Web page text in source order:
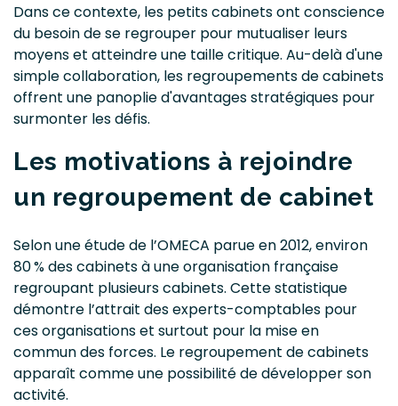
Dans ce contexte, les petits cabinets ont conscience
du besoin de se regrouper pour mutualiser leurs
moyens et atteindre une taille critique. Au-delà d'une
simple collaboration, les regroupements de cabinets
offrent une panoplie d'avantages stratégiques pour
surmonter les défis.
Les motivations à rejoindre
un regroupement de cabinet
Selon une étude de l’OMECA parue en 2012, environ
80 % des cabinets à une organisation française
regroupant plusieurs cabinets. Cette statistique
démontre l’attrait des experts-comptables pour
ces organisations et surtout pour la mise en
commun des forces. Le regroupement de cabinets
apparaît comme une possibilité de développer son
activité.